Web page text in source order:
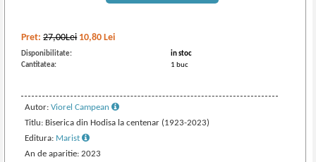
Pret:27,00Lei 10,80 Lei
Disponibilitate:
in stoc
Cantitatea:
1 buc
Autor:Viorel Campean
Titlu: Biserica din Hodisa la centenar (1923-2023)
Editura: Marist
An de aparitie: 2023